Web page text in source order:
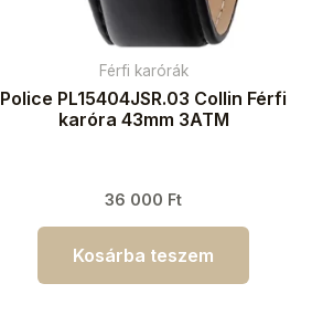
Férfi karórák
Police PL15404JSR.03 Collin Férfi
karóra 43mm 3ATM
36 000 Ft
Kosárba teszem